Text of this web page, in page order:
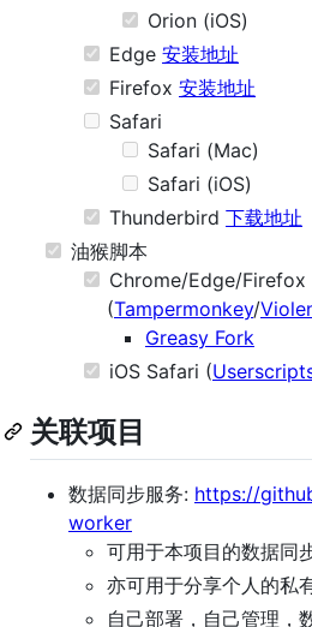
Orion (iOS)
Edge 安装地址
Firefox 安装地址
Safari
Safari (Mac)
Safari (iOS)
Thunderbird 下载地址
油猴脚本
Chrome/Edge/Firefox
(Tampermonkey/
Greasy Fork
iOS Safari (
关联项目
数据同步服务: https://
worker
可用于本项目的数据同
亦可用于分享个人的私
自己部署，自己管理，